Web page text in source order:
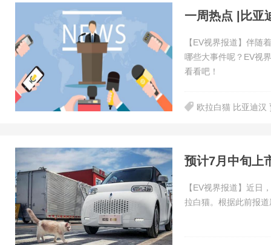
【EV视界报道】伴随
哪些大事件呢？EV视
看看吧！
欧拉白猫 比亚迪汉
预计7月中旬上
【EV视界报道】近日
拉白猫。根据此前报